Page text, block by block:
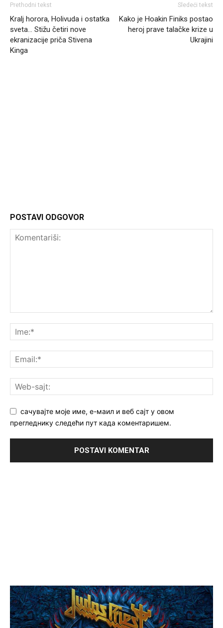
Prethodni tekst
Kralj horora, Holivuda i ostatka
sveta… Stižu četiri nove
ekranizacije priča Stivena
Kinga
Sledeći tekst
Kako je Hoakin Finiks postao
heroj prave talačke krize u
Ukrajini
POSTAVI ODGOVOR
сачувајте моје име, е-маил и веб сајт у овом
прегледнику следећи пут када коментаришем.